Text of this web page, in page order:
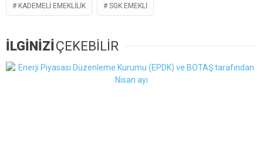
KADEMELI EMEKLILIK SGK EMEKLI
İLGİNİZİÇEKEBİLİR